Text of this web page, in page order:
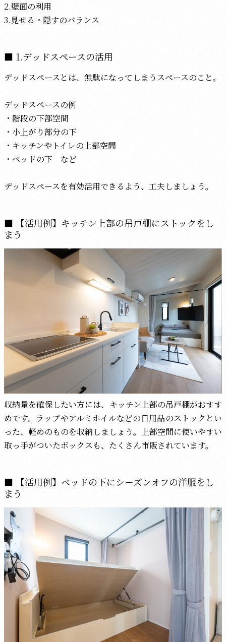
2.壁面の利用
3.見せる・隠すのバランス
1.デッドスペースの活用
デッドスペースとは、無駄になってしまうスペースのこと。
デッドスペースの例
・階段の下部空間
・小上がり部分の下
・キッチンやトイレの上部空間
・ベッドの下 など
デッドスペースを有効活用できるよう、工夫しましょう。
【活用例】キッチン上部の吊戸棚にストックをし
まう
収納量を確保したい方には、キッチン上部の吊戸棚がおすす
めです。ラップやアルミホイルなどの日用品のストックとい
った、軽めのものを収納しましょう。上部空間に使いやすい
取っ手がついたボックスも、たくさん市販されています。
【活用例】ベッドの下にシーズンオフの洋服をし
まう